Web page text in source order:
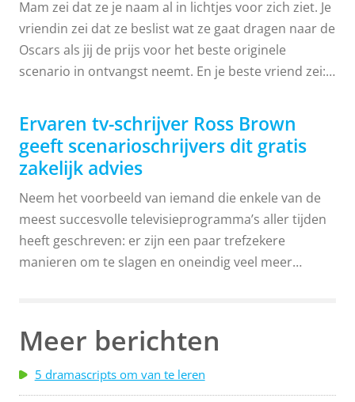
Mam zei dat ze je naam al in lichtjes voor zich ziet. Je
vriendin zei dat ze beslist wat ze gaat dragen naar de
Oscars als jij de prijs voor het beste originele
scenario in ontvangst neemt. En je beste vriend zei:
script in handen hebt! Maar op de een of andere
manier wekken de bemoedigende woorden van je
familie en vrienden niet het vertrouwen waar je naar
verlangt in je definitieve versie. Dat is waar een
scriptconsulent in beeld komt. Er wordt veel over
gediscussieerd in de branche, vooral om twee
redenen: de consultants die beloven je scenario voor
een prijs verkocht te krijgen; en de adviseurs die...
Ervaren tv-schrijver Ross Brown
geeft scenarioschrijvers dit gratis
zakelijk advies
Neem het voorbeeld van iemand die enkele van de
meest succesvolle televisieprogramma’s aller tijden
heeft geschreven: er zijn een paar trefzekere
manieren om te slagen en oneindig veel meer
meer dan bereid zijn geheimen over het schrijven
van scenario's te delen. Sterker nog, hij doet het
bijna elke dag voor zijn studenten aan de Antioch
Meer berichten
5 dramascripts om van te leren